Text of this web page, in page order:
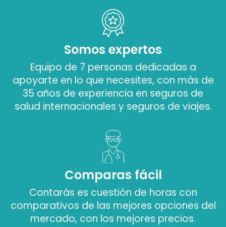
Somos expertos
Equipo de 7 personas dedicadas a
apoyarte en lo que necesites, con más de
35 años de experiencia en seguros de
salud internacionales y seguros de viajes.
Comparas fácil
Contarás es cuestión de horas con
comparativos de las mejores opciones del
mercado, con los mejores precios.